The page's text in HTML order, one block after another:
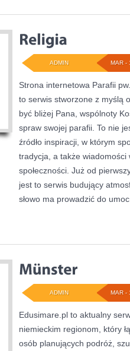
MAR -
ADMIN
Strona internetowa Parafii
to serwis stworzone z myślą
być bliżej Pana, wspólnoty
spraw swojej parafii. To nie
źródło inspiracji, w którym
tradycja, a także wiadomości
społeczności. Już od
jest to serwis budujący
słowo ma prowadzić do
MAR -
ADMIN
Edusimare.pl to aktualny
niemieckim regionom, który
osób planujących podróż,